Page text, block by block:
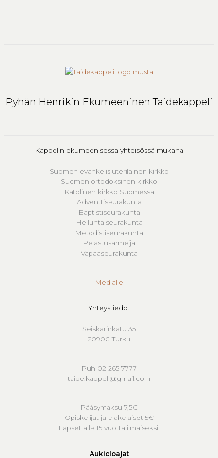
Pyhän Henrikin Ekumeeninen Taidekappeli
Kappelin ekumeenisessa yhteisössä mukana
Suomen evankelisluterilainen kirkko
Suomen ortodoksinen kirkko
Katolinen kirkko Suomessa
Adventtiseurakunta
Baptistiseurakunta
Helluntaiseurakunta
Metodistiseurakunta
Pelastusarmeija
Vapaaseurakunta
Medialle
Yhteystiedot
Seiskarinkatu 35
20900 Turku
Puh 02 265 7777
taide.kappeli@gmail.com
Pääsymaksu 7,5€
Opiskelijat ja eläkeläiset 5€
Lapset alle 15 vuotta ilmaiseksi.
Aukioloajat